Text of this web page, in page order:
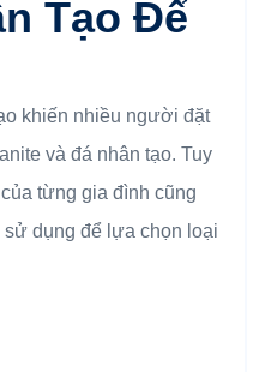
Tạo Để
khiến nhiều người đặt
và đá nhân tạo. Tuy
từng gia đình cũng
dụng để lựa chọn loại